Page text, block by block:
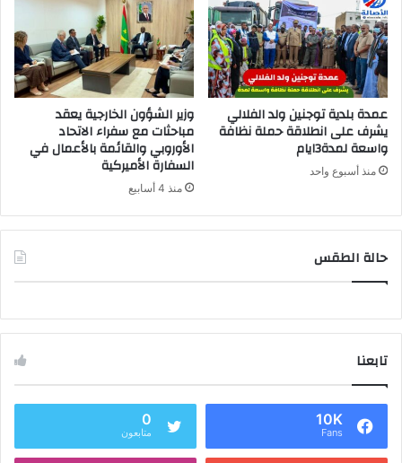
عمدة بلدية توجنين ولد الفلالي
يشرف على انطلاقة حملة نظافة
واسعة لمدة3ايام
منذ أسبوع واحد
وزير الشؤون الخارجية يعقد
مباحثات مع سفراء الاتحاد
الأوروبي والقائمة بالأعمال في
السفارة الأميركية
منذ 4 أسابيع
حالة الطقس
تابعنا
10K
Fans
0
متابعون